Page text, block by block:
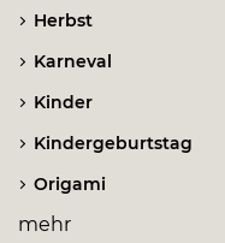
Herbst
Karneval
Kinder
Kindergeburtstag
Origami
mehr